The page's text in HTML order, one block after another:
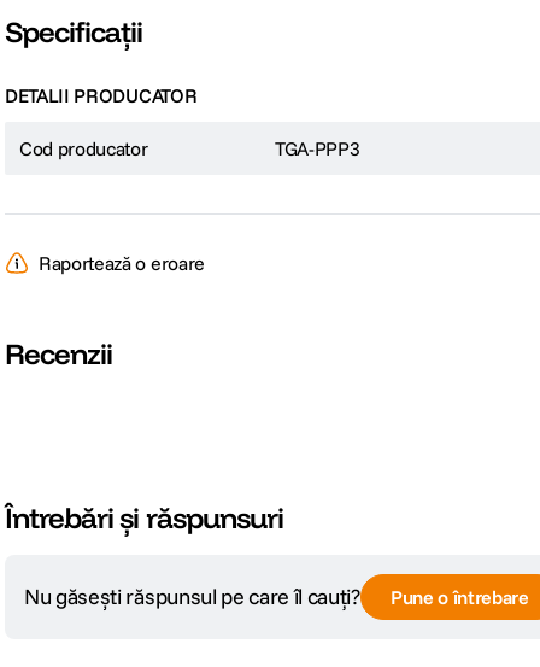
Specificații
DETALII PRODUCATOR
Cod producator TGA-PPP3
Raportează o eroare
Recenzii
Întrebări și răspunsuri
Nu găsești răspunsul pe care îl cauți? Pune o întrebare